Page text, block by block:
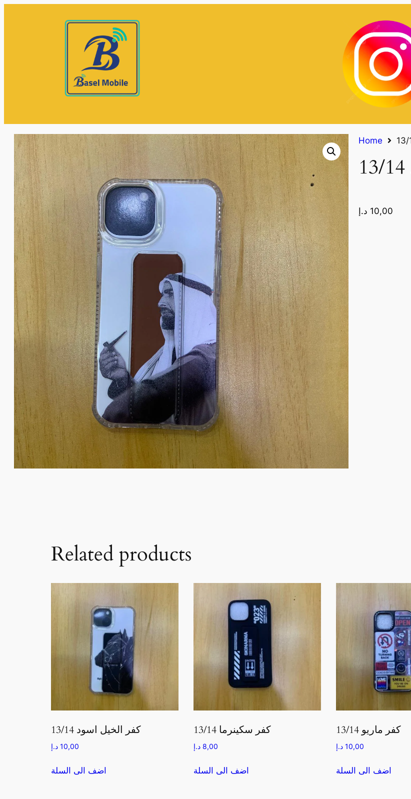
Home
10,00 د.إ
Related products
كفر الخيل اسود 13/14
10,00 د.إ
اضف الى السلة
كفر سكينرما 13/14
8,00 د.إ
اضف الى السلة
كفر ماريو 13/14
10,00 د.إ
اضف الى السلة